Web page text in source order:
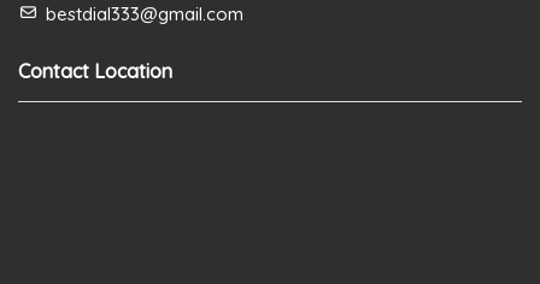
bestdial333@gmail.com
Contact Location